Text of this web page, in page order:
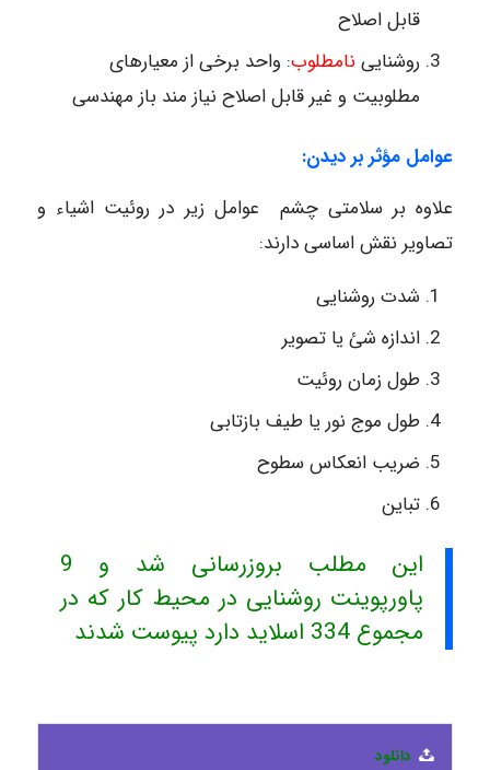
قابل اصلاح
روشنایینامطلوب: واحد برخی از معیارهای
مطلوبیت و غیر قابل اصلاح نیاز مند باز مهندسی
عوامل مؤثر بر دیدن:
علاوه بر سلامتی چشم عوامل زیر در روئیت اشیاء و
تصاویر نقش اساسی دارند:
شدت روشنایی
اندازه شئ یا تصویر
طول زمان روئیت
طول موج نور یا طیف بازتابی
ضریب انعکاس سطوح
تباین
این مطلب بروزرسانی شد و 9
پاورپوینت روشنایی در محیط کار که در
مجموع 334 اسلاید دارد پیوست شدند
دانلود